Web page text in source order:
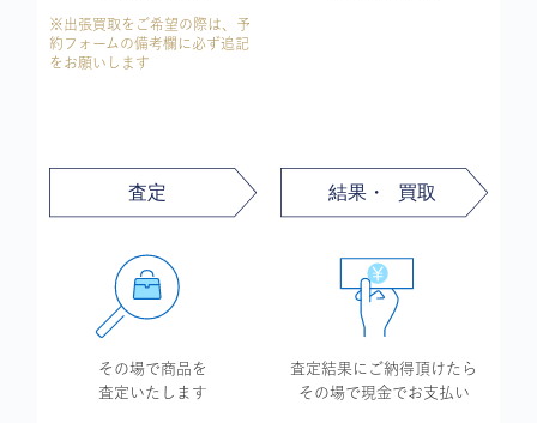
※出張買取をご希望の際は、予
約フォームの備考欄に必ず追記
をお願いします
その場で商品を
査定いたします
査定結果に ご納得頂けたら
その場で現金で お支払い